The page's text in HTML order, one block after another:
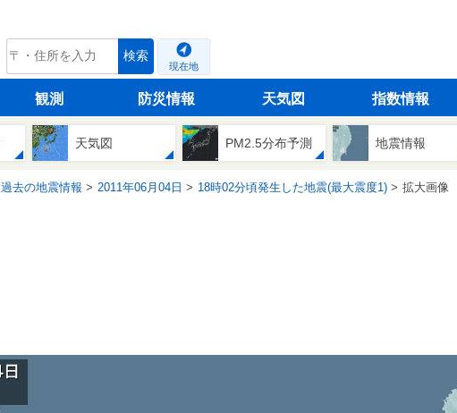
tenki.jp 検索
現在地
観測 防災情報 天気図 指数情報
天気図 PM2.5分布予測 地震情報
過去の地震情報 2011年06月04日 18時02分頃発生した地震(最大震度1) 拡大画像